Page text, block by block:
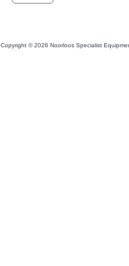
Copyright © 2026 Noorloos Specialist